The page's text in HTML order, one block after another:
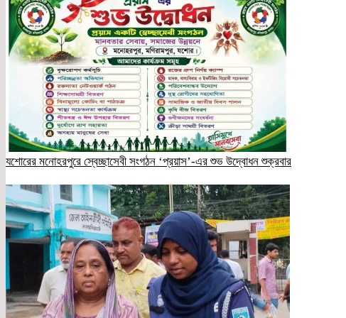
যশোরের মনোহরপুরে স্বেচ্ছাসেবী সংগঠন ‘প্রয়াস’-এর শুভ উদ্বোধন শুক্রবার